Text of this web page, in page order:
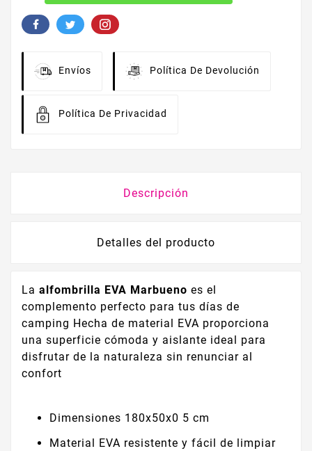
Envíos Política De Devolución
Política De Privacidad
Descripción
Detalles del producto
La alfombrilla EVA Marbueno es el
complemento perfecto para tus días de
camping Hecha de material EVA proporciona
una superficie cómoda y aislante ideal para
disfrutar de la naturaleza sin renunciar al
confort
Dimensiones 180x50x0 5 cm
Material EVA resistente y fácil de limpiar